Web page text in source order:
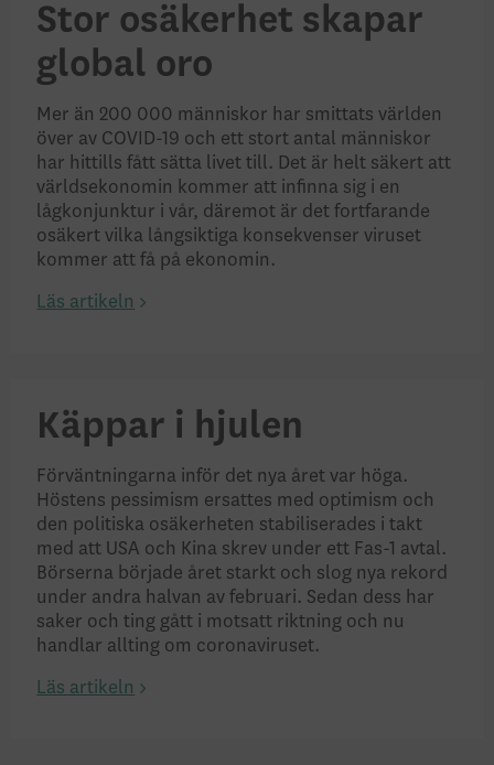
Stor osäkerhet skapar
global oro
Mer än 200 000 människor har smittats världen
över av COVID-19 och ett stort antal människor
har hittills fått sätta livet till. Det är helt säkert att
världsekonomin kommer att infinna sig i en
lågkonjunktur i vår, däremot är det fortfarande
osäkert vilka långsiktiga konsekvenser viruset
kommer att få på ekonomin.
Läs artikeln
Käppar i hjulen
Förväntningarna inför det nya året var höga.
Höstens pessimism ersattes med optimism och
den politiska osäkerheten stabiliserades i takt
med att USA och Kina skrev under ett Fas-1 avtal.
Börserna började året starkt och slog nya rekord
under andra halvan av februari. Sedan dess har
saker och ting gått i motsatt riktning och nu
handlar allting om coronaviruset.
Läs artikeln